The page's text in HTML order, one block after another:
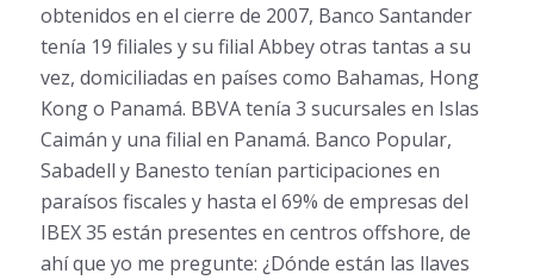
obtenidos en el cierre de 2007, Banco Santander
tenía 19 filiales y su filial Abbey otras tantas a su
vez, domiciliadas en países como Bahamas, Hong
Kong o Panamá. BBVA tenía 3 sucursales en Islas
Caimán y una filial en Panamá. Banco Popular,
Sabadell y Banesto tenían participaciones en
paraísos fiscales y hasta el 69% de empresas del
IBEX 35 están presentes en centros offshore, de
ahí que yo me pregunte: ¿Dónde están las llaves